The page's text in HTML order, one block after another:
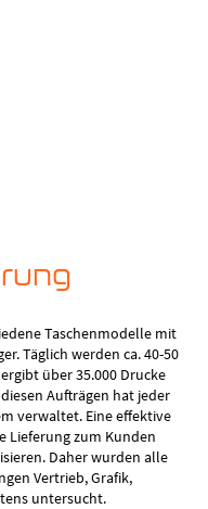
Taschenmodelle mit
Täglich werden ca. 40-50
über 35.000 Drucke
Aufträgen hat jeder
verwaltet. Eine effektive
Lieferung zum Kunden
Daher wurden alle
Vertrieb, Grafik,
untersucht.